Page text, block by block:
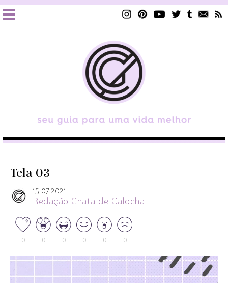
Tela 03
15.07.2021
Redação Chata de Galocha
0 0 0 0 0 0